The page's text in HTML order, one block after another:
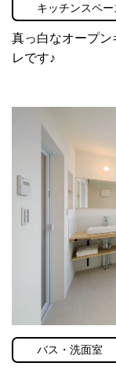
キッチンスペー
真っ白なオープン
レです♪
バス・洗面室